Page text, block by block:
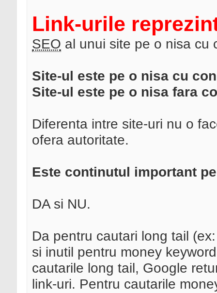
Link-urile
SEO al unui site pe o nisa cu
Site-ul este pe o nisa cu
Site-ul este pe o nisa fara
Diferenta intre site-uri nu o
ofera autoritate.
Este continutul important
DA si NU.
Da pentru cautari long tail
si inutil pentru money
cautarile long tail, Google
link-uri. Pentru cautarile